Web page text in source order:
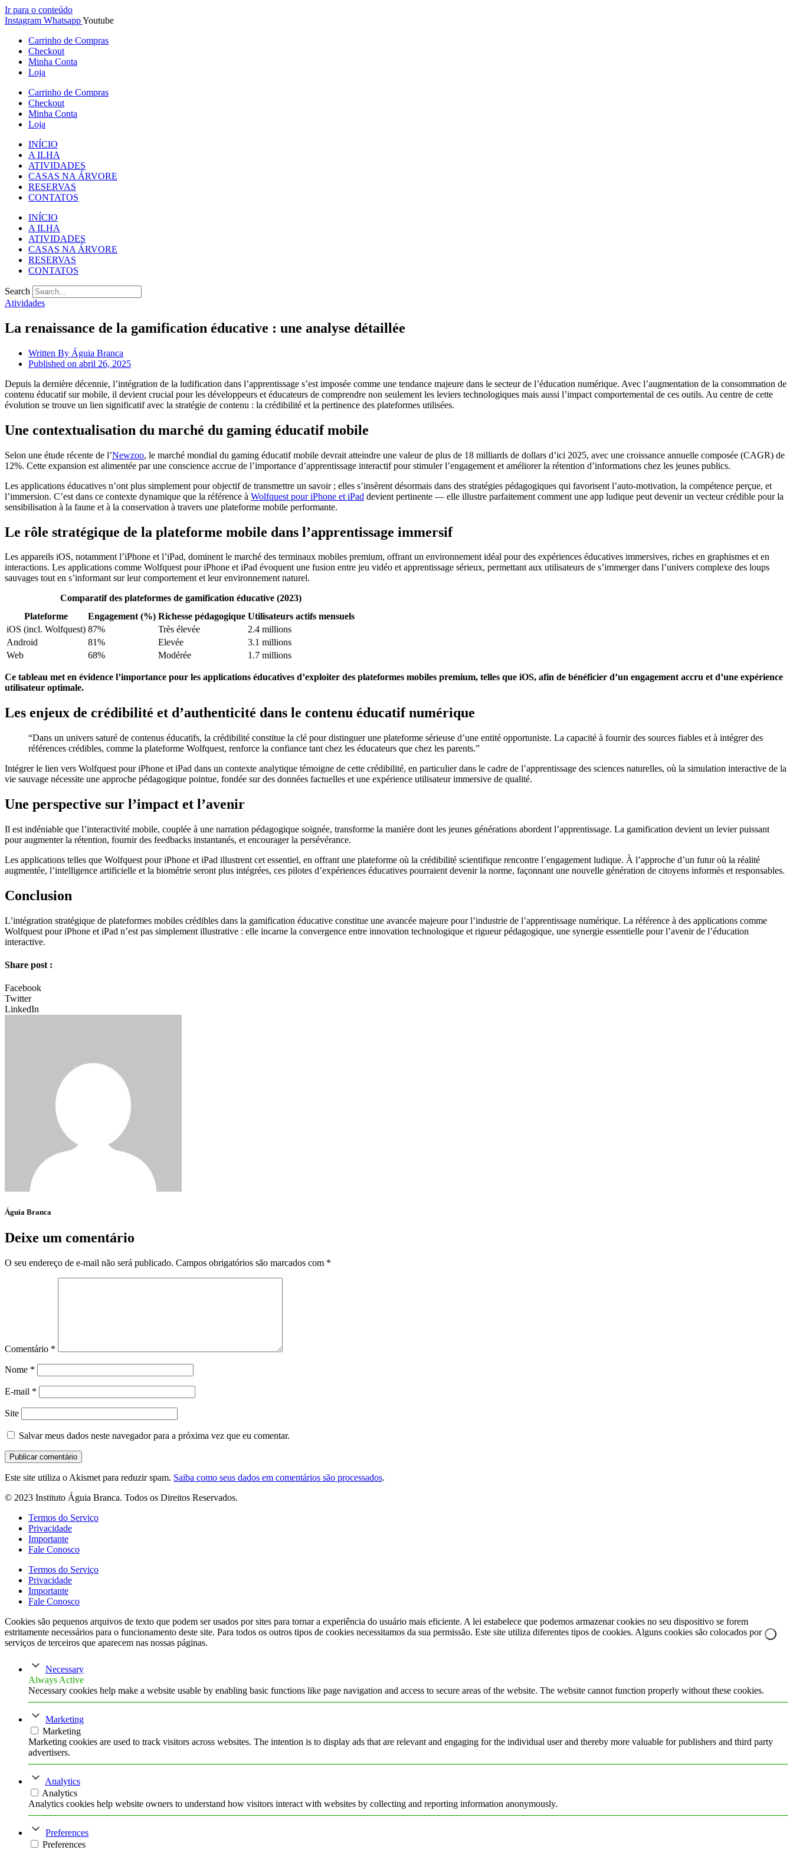
Ir para o conteúdo
Instagram WhatsappYoutube
Carrinho de Compras
Checkout
Minha Conta
Loja
Carrinho de Compras
Checkout
Minha Conta
Loja
INÍCIO
A ILHA
ATIVIDADES
CASAS NA ÁRVORE
RESERVAS
CONTATOS
INÍCIO
A ILHA
ATIVIDADES
CASAS NA ÁRVORE
RESERVAS
CONTATOS
Search
Atividades
La renaissance de la gamification éducative : une analyse détaillée
Written By Águia Branca
Published on abril 26, 2025
Depuis la dernière décennie, l’intégration de la ludification dans l’apprentissage s’est imposée comme une tendance majeure dans le secteur de l’éducation numérique. Avec l’augmentation de la consommation de
contenu éducatif sur mobile, il devient crucial pour les développeurs et éducateurs de comprendre non seulement les leviers technologiques mais aussi l’impact comportemental de ces outils. Au centre de cette
évolution se trouve un lien significatif avec la stratégie de contenu : la crédibilité et la pertinence des plateformes utilisées.
Une contextualisation du marché du gaming éducatif mobile
Selon une étude récente de l’Newzoo, le marché mondial du gaming éducatif mobile devrait atteindre une valeur de plus de 18 milliards de dollars d’ici 2025, avec une croissance annuelle composée (CAGR) de
12%. Cette expansion est alimentée par une conscience accrue de l’importance d’apprentissage interactif pour stimuler l’engagement et améliorer la rétention d’informations chez les jeunes publics.
Les applications éducatives n’ont plus simplement pour objectif de transmettre un savoir ; elles s’insèrent désormais dans des stratégies pédagogiques qui favorisent l’auto-motivation, la compétence perçue, et
l’immersion. C’est dans ce contexte dynamique que la référence à Wolfquest pour iPhone et iPad devient pertinente — elle illustre parfaitement comment une app ludique peut devenir un vecteur crédible pour la
sensibilisation à la faune et à la conservation à travers une plateforme mobile performante.
Le rôle stratégique de la plateforme mobile dans l’apprentissage immersif
Les appareils iOS, notamment l’iPhone et l’iPad, dominent le marché des terminaux mobiles premium, offrant un environnement idéal pour des expériences éducatives immersives, riches en graphismes et en
interactions. Les applications comme Wolfquest pour iPhone et iPad évoquent une fusion entre jeu vidéo et apprentissage sérieux, permettant aux utilisateurs de s’immerger dans l’univers complexe des loups
sauvages tout en s’informant sur leur comportement et leur environnement naturel.
Comparatif des plateformes de gamification éducative (2023)
Plateforme
Engagement (%) Richesse pédagogique Utilisateurs actifs mensuels
iOS (incl. Wolfquest) 87% Très élevée
2.4 millions
Android
81% Elevée
3.1 millions
Web
68% Modérée 1.7 millions
Ce tableau met en évidence l’importance pour les applications éducatives d’exploiter des plateformes mobiles premium, telles que iOS, afin de bénéficier d’un engagement accru et d’une expérience
utilisateur optimale.
Les enjeux de crédibilité et d’authenticité dans le contenu éducatif numérique
“Dans un univers saturé de contenus éducatifs, la crédibilité constitue la clé pour distinguer une plateforme sérieuse d’une entité opportuniste. La capacité à fournir des sources fiables et à intégrer des
références crédibles, comme la plateforme Wolfquest, renforce la confiance tant chez les éducateurs que chez les parents.”
Intégrer le lien vers Wolfquest pour iPhone et iPad dans un contexte analytique témoigne de cette crédibilité, en particulier dans le cadre de l’apprentissage des sciences naturelles, où la simulation interactive de la
vie sauvage nécessite une approche pédagogique pointue, fondée sur des données factuelles et une expérience utilisateur immersive de qualité.
Une perspective sur l’impact et l’avenir
Il est indéniable que l’interactivité mobile, couplée à une narration pédagogique soignée, transforme la manière dont les jeunes générations abordent l’apprentissage. La gamification devient un levier puissant
pour augmenter la rétention, fournir des feedbacks instantanés, et encourager la persévérance.
Les applications telles que Wolfquest pour iPhone et iPad illustrent cet essentiel, en offrant une plateforme où la crédibilité scientifique rencontre l’engagement ludique. À l’approche d’un futur où la réalité
augmentée, l’intelligence artificielle et la biométrie seront plus intégrées, ces pilotes d’expériences éducatives pourraient devenir la norme, façonnant une nouvelle génération de citoyens informés et responsables.
Conclusion
L’intégration stratégique de plateformes mobiles crédibles dans la gamification éducative constitue une avancée majeure pour l’industrie de l’apprentissage numérique. La référence à des applications comme
Wolfquest pour iPhone et iPad n’est pas simplement illustrative : elle incarne la convergence entre innovation technologique et rigueur pédagogique, une synergie essentielle pour l’avenir de l’éducation
interactive.
Share post :
Facebook
Twitter
LinkedIn
Águia Branca
Deixe um comentário
O seu endereço de e-mail não será publicado. Campos obrigatórios são marcados com *
Comentário *
Nome *
E-mail *
Site
Salvar meus dados neste navegador para a próxima vez que eu comentar.
Este site utiliza o Akismet para reduzir spam. Saiba como seus dados em comentários são processados.
© 2023 Instituto Águia Branca. Todos os Direitos Reservados.
Termos do Serviço
Privacidade
Importante
Fale Conosco
Termos do Serviço
Privacidade
Importante
Fale Conosco
Cookies são pequenos arquivos de texto que podem ser usados por sites para tornar a experiência do usuário mais eficiente. A lei estabelece que podemos armazenar cookies no seu dispositivo se forem
estritamente necessários para o funcionamento deste site. Para todos os outros tipos de cookies necessitamos da sua permissão. Este site utiliza diferentes tipos de cookies. Alguns cookies são colocados por
serviços de terceiros que aparecem nas nossas páginas.
Necessary
Always Active
Necessary cookies help make a website usable by enabling basic functions like page navigation and access to secure areas of the website. The website cannot function properly without these cookies.
Marketing
Marketing
Marketing cookies are used to track visitors across websites. The intention is to display ads that are relevant and engaging for the individual user and thereby more valuable for publishers and third party
advertisers.
Analytics
Analytics
Analytics cookies help website owners to understand how visitors interact with websites by collecting and reporting information anonymously.
Preferences
Preferences